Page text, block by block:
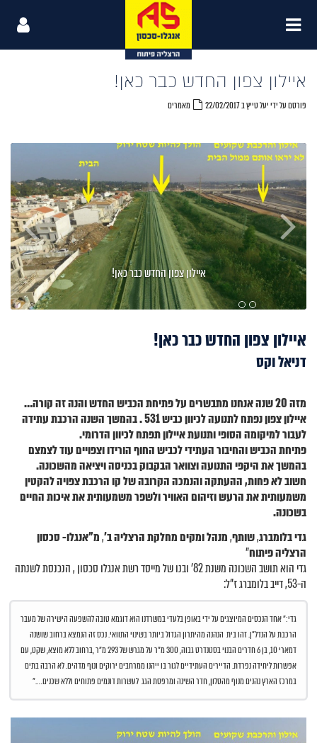
איילון צפון החדש כבר כאן!
פורסם על ידי יעל טייץ ב 22/02/2017 מאמרים
איילון צפון החדש כבר כאן!
איילון צפון החדש כבר כאן!
דניאל וקס
מזה 20 שנה אנחנו מתבשרים על פתיחת הכביש החדש והנה זה קורה…
איילון צפון נפתח לתנועה לכיוון כביש 531 . בהמשך השנה הרכבת עתידה
לעבור למיקומה הסופי ותנועת איילון תפתח לכיוון הדרומי.
פתיחת הכביש והחיבור העתידי לכביש החוף הורידו וצפויים עוד לצמצם
בהמשך את היקפי התנועה וצוואר הבקבוק בכניסה ויציאה מהשכונה.
חשוב לא פחות, ההעתקה והנמכה הקרובה של קו הרכבת צפויה להקטין
משמעותית את הרעש וזיהום האוויר ולשפר משמעותית את איכות החיים
בשכונה.
גדי בלומברג,שותף,מנהל ומקים מחלקת הרצליה ב',מ"אנגלו- סכסון
הרצליה פיתוח"
גדי הוא תושב השכונה משנת 82' ובנו של מייסד רשת אנגלו סכסון , הנכנסת לשנתה
ה-53, דייב בלומברג ז"ל:
גדי:" אחד הנכסים המיוצגים על ידי באופן בלעדי במשרדנו הוא דוגמא טובה להשפעה הישירה של מעבר
הרכבת על הנדל"ן. זהו בית הנהנה מהיתרון הגדול ביותר בשינוי התוואי. נכס זה הנמצא ברחוב שושנה
דמארי 10, בן 6 חדרים הבנוי בסטנדרט גבוה, 300 מ"ר על מגרש של 293 מ"ר ,ברחוב ללא מוצא, שקט, עם
אפשרות ליחידה נפרדת. הדיירים העתידיים לגור בו ייהנו ממרחבים ירוקים ונוף מדהים. לא הרבה בתים
במרכז הארץ נהנים מנוף מהסלון, חדר השינה ומרפסת הגג לעשרות דונמים פתוחים וללא שכנים…."